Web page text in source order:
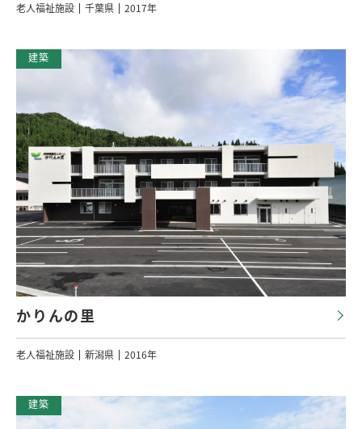
老人福祉施設 千葉県 2017年
かりんの里
老人福祉施設 新潟県 2016年